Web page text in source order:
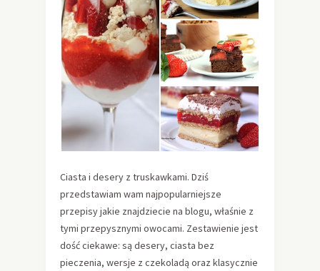
Ciasta i desery z truskawkami. Dziś
przedstawiam wam najpopularniejsze
przepisy jakie znajdziecie na blogu, właśnie z
tymi przepysznymi owocami. Zestawienie jest
dość ciekawe: są desery, ciasta bez
pieczenia, wersje z czekoladą oraz klasycznie